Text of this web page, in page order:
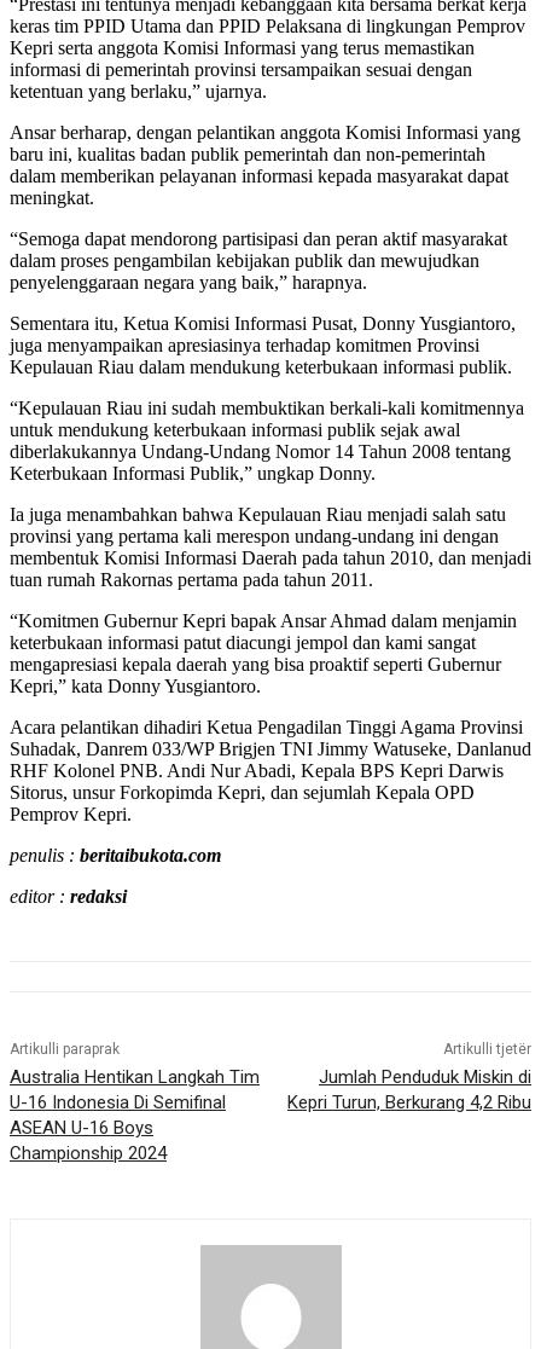
“Prestasi ini tentunya menjadi kebanggaan kita bersama berkat kerja
keras tim PPID Utama dan PPID Pelaksana di lingkungan Pemprov
Kepri serta anggota Komisi Informasi yang terus memastikan
informasi di pemerintah provinsi tersampaikan sesuai dengan
ketentuan yang berlaku,” ujarnya.
Ansar berharap, dengan pelantikan anggota Komisi Informasi yang
baru ini, kualitas badan publik pemerintah dan non-pemerintah
dalam memberikan pelayanan informasi kepada masyarakat dapat
meningkat.
“Semoga dapat mendorong partisipasi dan peran aktif masyarakat
dalam proses pengambilan kebijakan publik dan mewujudkan
penyelenggaraan negara yang baik,” harapnya.
Sementara itu, Ketua Komisi Informasi Pusat, Donny Yusgiantoro,
juga menyampaikan apresiasinya terhadap komitmen Provinsi
Kepulauan Riau dalam mendukung keterbukaan informasi publik.
“Kepulauan Riau ini sudah membuktikan berkali-kali komitmennya
untuk mendukung keterbukaan informasi publik sejak awal
diberlakukannya Undang-Undang Nomor 14 Tahun 2008 tentang
Keterbukaan Informasi Publik,” ungkap Donny.
Ia juga menambahkan bahwa Kepulauan Riau menjadi salah satu
provinsi yang pertama kali merespon undang-undang ini dengan
membentuk Komisi Informasi Daerah pada tahun 2010, dan menjadi
tuan rumah Rakornas pertama pada tahun 2011.
“Komitmen Gubernur Kepri bapak Ansar Ahmad dalam menjamin
keterbukaan informasi patut diacungi jempol dan kami sangat
mengapresiasi kepala daerah yang bisa proaktif seperti Gubernur
Kepri,” kata Donny Yusgiantoro.
Acara pelantikan dihadiri Ketua Pengadilan Tinggi Agama Provinsi
Suhadak, Danrem 033/WP Brigjen TNI Jimmy Watuseke, Danlanud
RHF Kolonel PNB. Andi Nur Abadi, Kepala BPS Kepri Darwis
Sitorus, unsur Forkopimda Kepri, dan sejumlah Kepala OPD
Pemprov Kepri.
penulis : beritaibukota.com
editor : redaksi
Artikulli paraprak
Australia Hentikan Langkah Tim
U-16 Indonesia Di Semifinal
ASEAN U-16 Boys
Championship 2024
Artikulli tjetër
Jumlah Penduduk Miskin di
Kepri Turun, Berkurang 4,2 Ribu